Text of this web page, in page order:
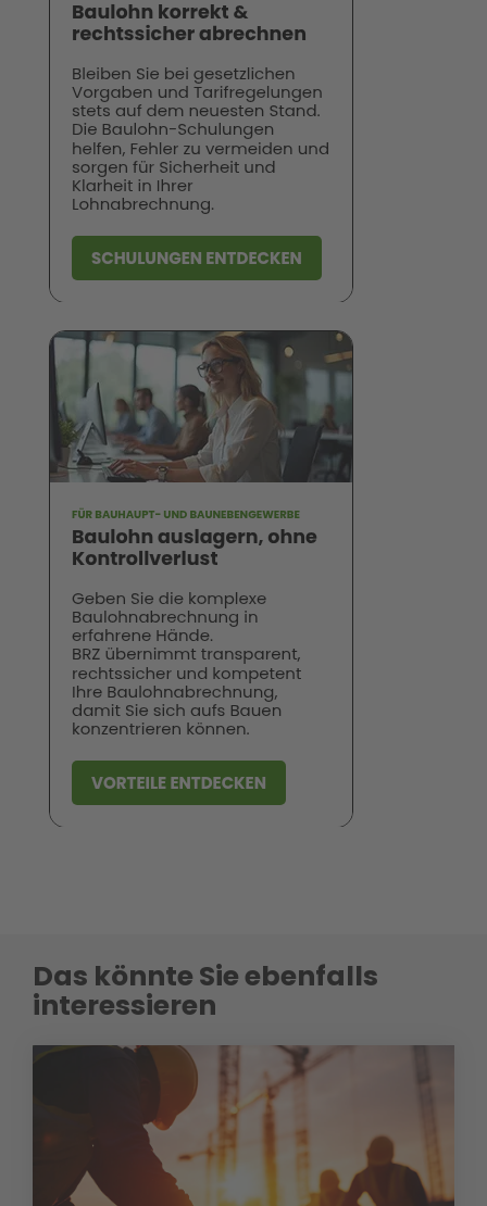
Das könnte Sie ebenfalls
interessieren